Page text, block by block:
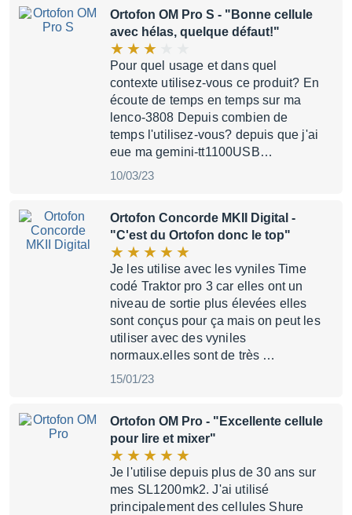
Ortofon OM Pro S - "Bonne cellule
avec hélas, quelque défaut!"
Pour quel usage et dans quel
contexte utilisez-vous ce produit? En
écoute de temps en temps sur ma
lenco-3808 Depuis combien de
temps l'utilisez-vous? depuis que j'ai
eue ma gemini-tt1100USB…
10/03/23
Ortofon Concorde MKII Digital -
"C'est du Ortofon donc le top"
Je les utilise avec les vyniles Time
codé Traktor pro 3 car elles ont un
niveau de sortie plus élevées elles
sont conçus pour ça mais on peut les
utiliser avec des vyniles
normaux.elles sont de très …
15/01/23
Ortofon OM Pro - "Excellente cellule
pour lire et mixer"
Je l'utilise depuis plus de 30 ans sur
mes SL1200mk2. J'ai utilisé
principalement des cellules Shure